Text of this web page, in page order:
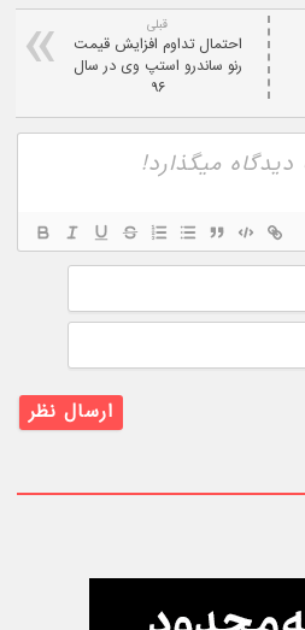
قبلی
احتمال تداوم افزایش قیمت
رنو ساندرو استپ وی در سال
۹۶
ایمیل